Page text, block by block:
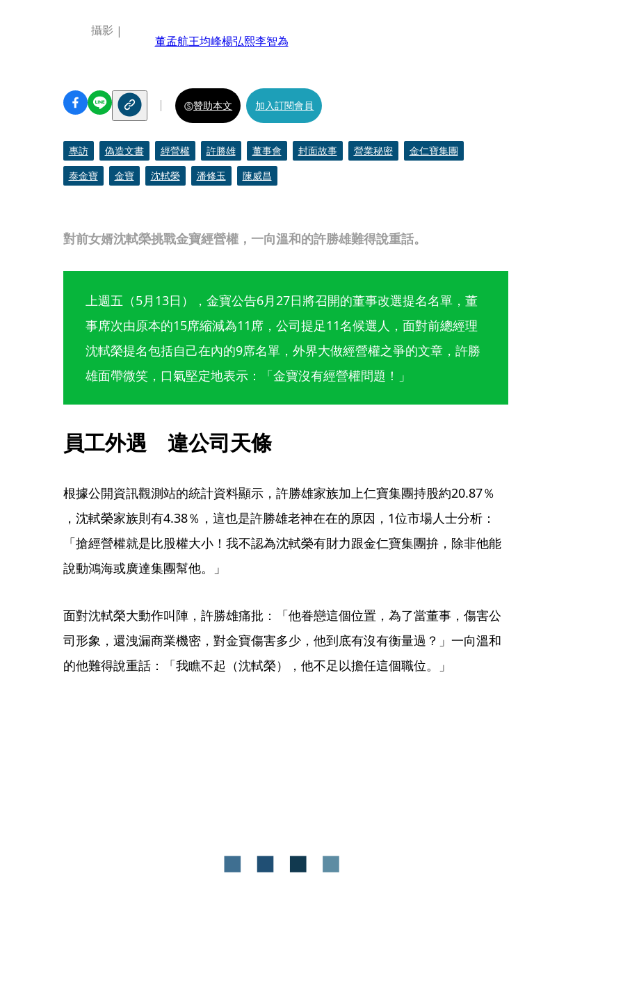
對前女婿沈軾榮挑戰金寶經營權，一向溫和的許勝雄難得說重話。
攝影
董孟航王均峰楊弘熙李智為
贊助本文 加入訂閱會員
專訪 偽造文書 經營權 許勝雄 董事會 封面故事 營業秘密
金仁寶集團
泰金寶
金寶 沈軾榮 潘修玉 陳威昌
上週五（5月13日），金寶公告6月27日將召開的董事改選提名名單，董
事席次由原本的15席縮減為11席，公司提足11名候選人，面對前總經理
沈軾榮提名包括自己在內的9席名單，外界大做經營權之爭的文章，許勝
雄面帶微笑，口氣堅定地表示：「金寶沒有經營權問題！」
員工外遇　違公司天條
根據公開資訊觀測站的統計資料顯示，許勝雄家族加上仁寶集團持股約20.87％
，沈軾榮家族則有4.38％，這也是許勝雄老神在在的原因，1位市場人士分析：
「搶經營權就是比股權大小！我不認為沈軾榮有財力跟金仁寶集團拚，除非他能
說動鴻海或廣達集團幫他。」
面對沈軾榮大動作叫陣，許勝雄痛批：「他眷戀這個位置，為了當董事，傷害公
司形象，還洩漏商業機密，對金寶傷害多少，他到底有沒有衡量過？」一向溫和
的他難得說重話：「我瞧不起（沈軾榮），他不足以擔任這個職位。」